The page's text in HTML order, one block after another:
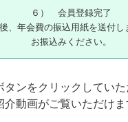
６） 会員登録完了
年会費の振込用紙を送付し
お振込みください。
タンをクリックしてい
介動画がご覧いただけま